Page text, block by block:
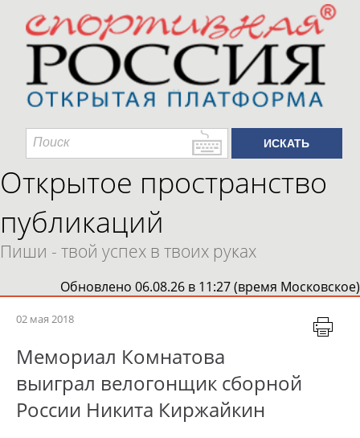
Открытое пространство
публикаций
Пиши - твой успех в твоих руках
Обновлено 06.08.26 в 11:27 (время Московское)
02 мая 2018
Мемориал Комнатова
выиграл велогонщик сборной
России Никита Киржайкин